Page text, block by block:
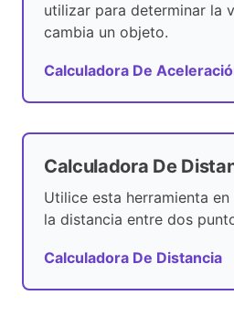
utilizar para determinar la
cambia un objeto.
Calculadora De
Calculadora De
Utilice esta herramienta
la distancia entre dos
Calculadora De Distancia